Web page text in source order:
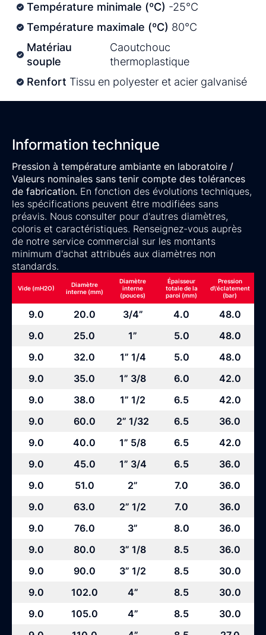
Température minimale (ºC) -25°C
Température maximale (ºC) 80°C
Matériau
souple
Caoutchouc
thermoplastique
Renfort Tissu en polyester et acier galvanisé
Information technique
Pression à température ambiante en laboratoire /
Valeurs nominales sans tenir compte des tolérances
de fabrication. En fonction des évolutions techniques,
les spécifications peuvent être modifiées sans
préavis. Nous consulter pour d'autres diamètres,
coloris et caractéristiques. Renseignez-vous auprès
de notre service commercial sur les montants
minimum d'achat attribués aux diamètres non
standards.
Vide (mH2O)
Diamètre
interne (mm)
Diamètre
interne
(pouces)
Épaisseur
totale de la
paroi (mm)
Pression
d\'éclatement
(bar)
9.0 20.0 3/4” 4.0
48.0
9.0
25.0 1” 5.0
48.0
9.0
32.0 1” 1/4 5.0
48.0
9.0
35.0 1” 3/8 6.0
42.0
9.0
38.0 1” 1/2 6.5
42.0
9.0
60.0 2” 1/32 6.5
36.0
9.0
40.0 1” 5/8 6.5
42.0
9.0
45.0 1” 3/4 6.5
36.0
9.0
51.0 2” 7.0
36.0
9.0
63.0 2” 1/2 7.0
36.0
9.0
76.0 3” 8.0
36.0
9.0
80.0 3” 1/8 8.5
36.0
9.0
90.0 3” 1/2 8.5
30.0
9.0
102.0 4” 8.5
30.0
9.0
105.0 4” 8.5
30.0